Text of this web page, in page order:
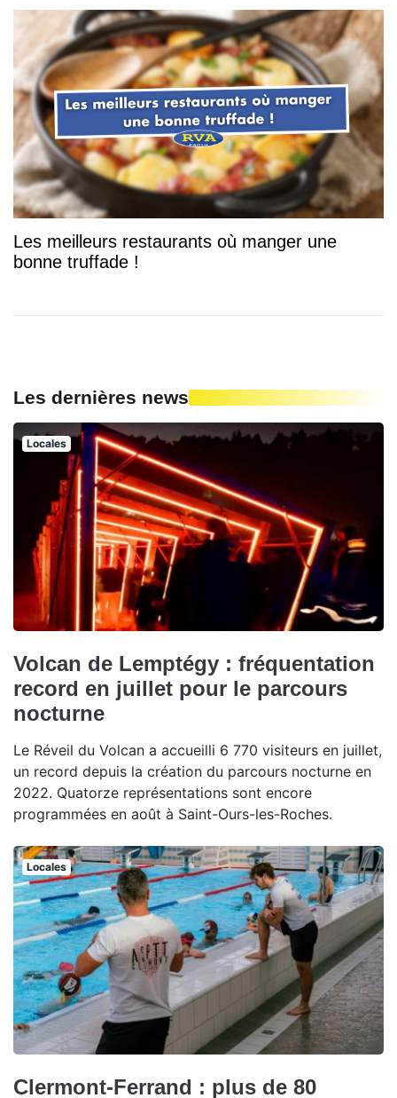
Les meilleurs restaurants où manger une
bonne truffade !
Les dernières news
Locales
Volcan de Lemptégy : fréquentation
record en juillet pour le parcours
nocturne
Le Réveil du Volcan a accueilli 6 770 visiteurs en juillet,
un record depuis la création du parcours nocturne en
2022. Quatorze représentations sont encore
programmées en août à Saint-Ours-les-Roches.
Locales
Clermont-Ferrand : plus de 80